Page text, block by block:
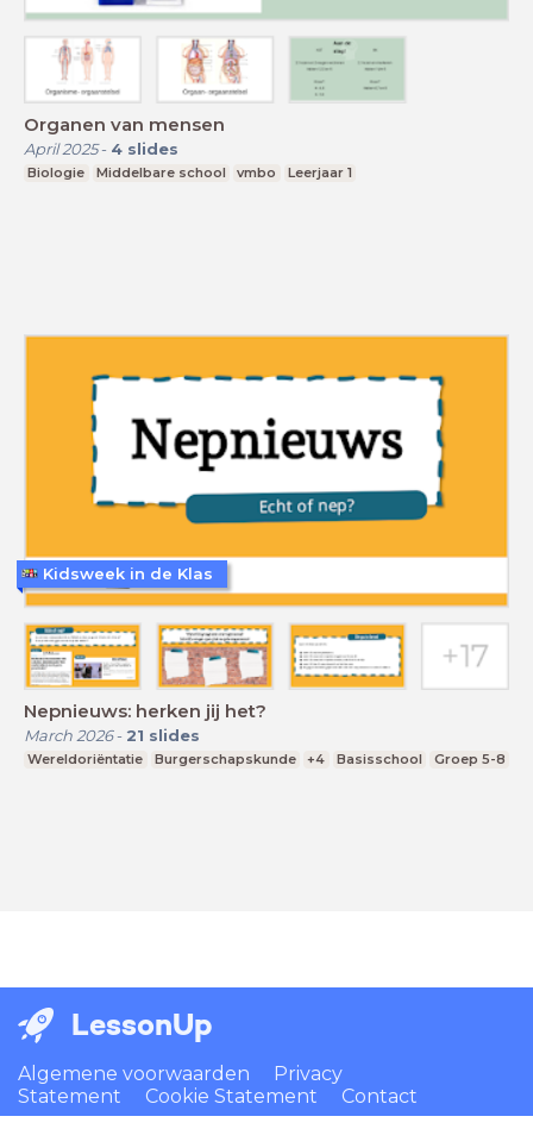
Organen van mensen
April 2025- 4 slides
Biologie Middelbare school vmbo Leerjaar 1
Nepnieuws: herken jij het?
March 2026- 21 slides
Wereldoriëntatie Burgerschapskunde +4 Basisschool Groep 5-8
Kidsweek in de Klas
LessonUp
Algemene voorwaarden
Privacy
Statement
Cookie Statement Contact